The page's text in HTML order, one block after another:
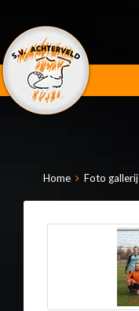
Home Foto gallerij